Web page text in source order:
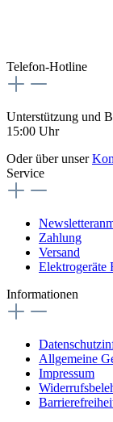
Telefon-Hotline
Unterstützung und
15:00 Uhr
Oder über unser
Service
Zahlung
Versand
Elektrogeräte
Informationen
Allgemeine
Impressum